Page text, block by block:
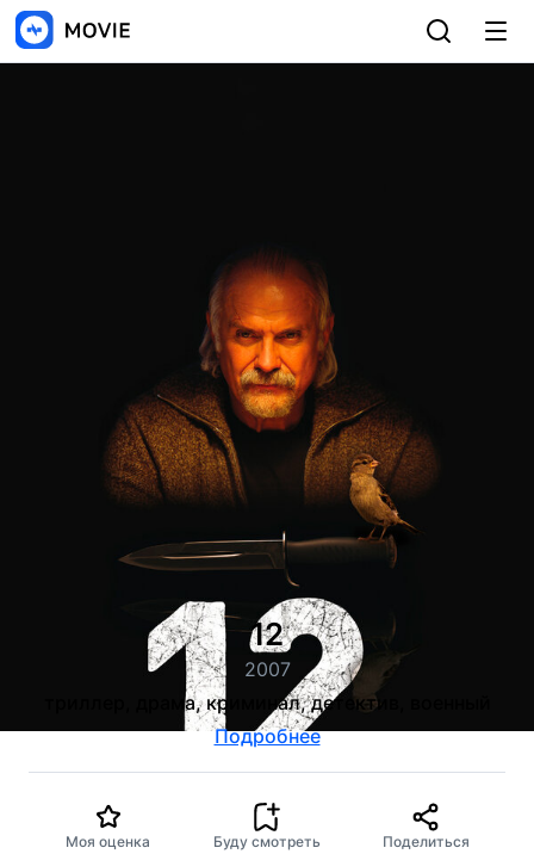
12
2007
триллер, драма, криминал, детектив, военный
Подробнее
Моя оценка Буду смотреть Поделиться